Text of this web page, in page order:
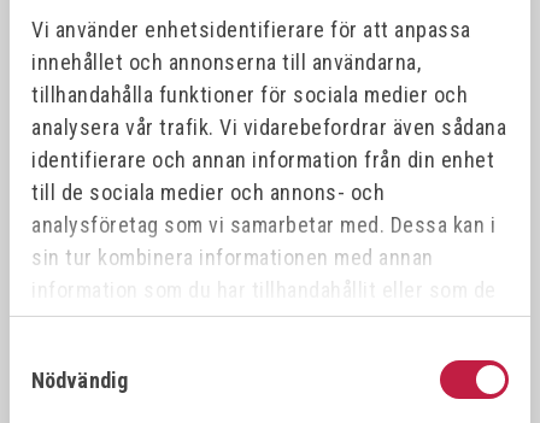
Vi använder enhetsidentifierare för att anpassa
innehållet och annonserna till användarna,
tillhandahålla funktioner för sociala medier och
analysera vår trafik. Vi vidarebefordrar även sådana
identifierare och annan information från din enhet
till de sociala medier och annons- och
analysföretag som vi samarbetar med. Dessa kan i
sin tur kombinera informationen med annan
information som du har tillhandahållit eller som de
har samlat in när du har använt deras tjänster.
Nödvändig
26388
VÖLKEL Gängtappset MF DIN 2181 HSS-G
21x1.5
26389
VÖLKEL Gängtappset MF DIN 2181 HSS-G
22x0.5
26390
VÖLKEL Gängtappset MF DIN 2181 HSS-G
22x1.0
VÖLKEL Gängtappset MF DIN 2181 HSS-G